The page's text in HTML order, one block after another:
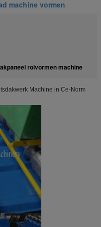
machine vormen
rolvormen machine
Machine in Ce-Norm